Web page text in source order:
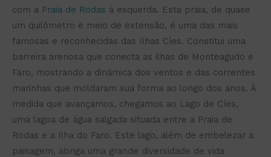
com a Praia de Rodas à esquerda. Esta praia, de quase
um quilômetro e meio de extensão, é uma das mais
famosas e reconhecidas das Ilhas Cíes. Constitui uma
barreira arenosa que conecta as ilhas de Monteagudo e
Faro, mostrando a dinâmica dos ventos e das correntes
marinhas que moldaram sua forma ao longo dos anos. À
medida que avançamos, chegamos ao Lago de Cíes,
uma lagoa de água salgada situada entre a Praia de
Rodas e a Ilha do Faro. Este lago, além de embelezar a
paisagem, abriga uma grande diversidade de vida